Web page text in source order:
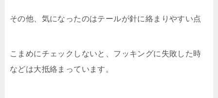
その他、気になったのはテールが針に絡まりやすい点
こまめにチェックしないと、フッキングに失敗した時
などは大抵絡まっています。